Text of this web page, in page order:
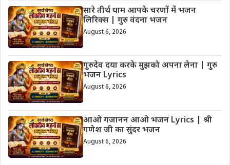
सारे तीर्थ धाम आपके चरणों में भजन
लिरिक्स | गुरु वंदना भजन
August 6, 2026
गुरुदेव दया करके मुझको अपना लेना | गुरु
भजन Lyrics
August 6, 2026
आओ गजानन आओ भजन Lyrics | श्री
गणेश जी का सुंदर भजन
August 6, 2026